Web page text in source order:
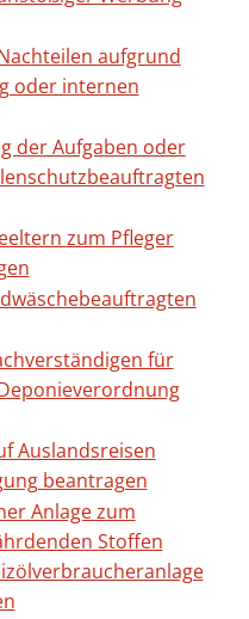
aufgrund
oder internen
der Aufgaben oder
zum Pfleger
für
Auslandsreisen
beantragen
Anlage zum
Stoffen